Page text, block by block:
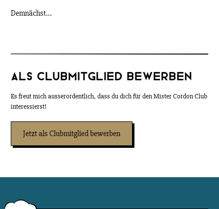
Demnächst...
ALS CLUBMITGLIED BEWERBEN
Es freut mich ausserordentlich, dass du dich für den Mister Cordon Club
interessierst!
Jetzt als Clubmitglied bewerben